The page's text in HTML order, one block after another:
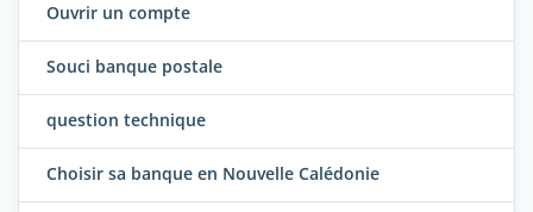
Ouvrir un compte
Souci banque postale
question technique
Choisir sa banque en Nouvelle Calédonie